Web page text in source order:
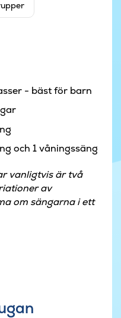
- bäst för barn
och 1 våningssäng
vanligtvis är två
av
om sängarna i ett